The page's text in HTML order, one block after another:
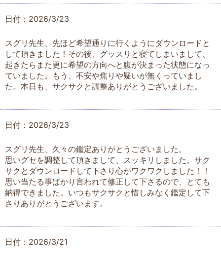
日付：2026/3/23
スグリ先生、先ほど希望通りに行くようにダウンロードと
して頂きました！その後、グッスリと寝てしまいまして、
起きたらまた更に希望の方向へと腹が決まった状態になっ
ていました。もう、不安や焦りや疑いが無くっていまし
た。本日も、サクサクと調整ありがとうございました。
日付：2026/3/23
スグリ先生、久々の鑑定ありがとうございました。
思いグセを調整して頂きまして、スッキリしました。サク
サクとダウンロードして下さり心がワクワクしました！！
思い当たる事ばかり言われて修正して下さるので、とても
納得できました。いつもサクサクと惜しみなく鑑定して下
さりありがとうございます。
日付：2026/3/21